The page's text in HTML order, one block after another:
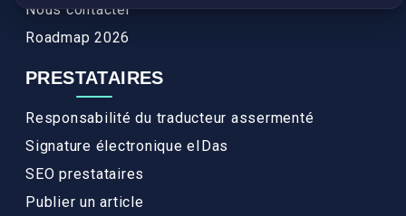
Nous contacter
Roadmap 2026
PRESTATAIRES
Responsabilité du traducteur assermenté
Signature électronique eIDas
SEO prestataires
Publier un article